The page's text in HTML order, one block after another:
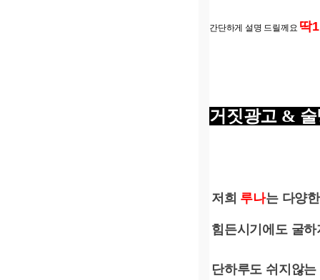
간단하게 설명 드릴께요 딱
거짓광고 &
저희 루나는 다양
힘든시기에도 굴하
단하루도 쉬지않